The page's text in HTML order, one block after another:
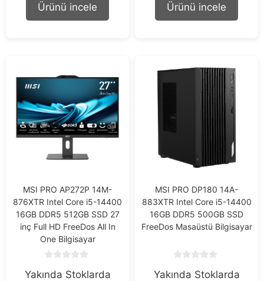
f
Ürünü incele
f
Ürünü incele
MSI PRO AP272P 14M-
876XTR Intel Core i5-14400
16GB DDR5 512GB SSD 27
inç Full HD FreeDos All In
One Bilgisayar
o
Yakında Stoklarda
MSI PRO DP180 14A-
883XTR Intel Core i5-14400
16GB DDR5 500GB SSD
FreeDos Masaüstü Bilgisayar
o
Yakında Stoklarda